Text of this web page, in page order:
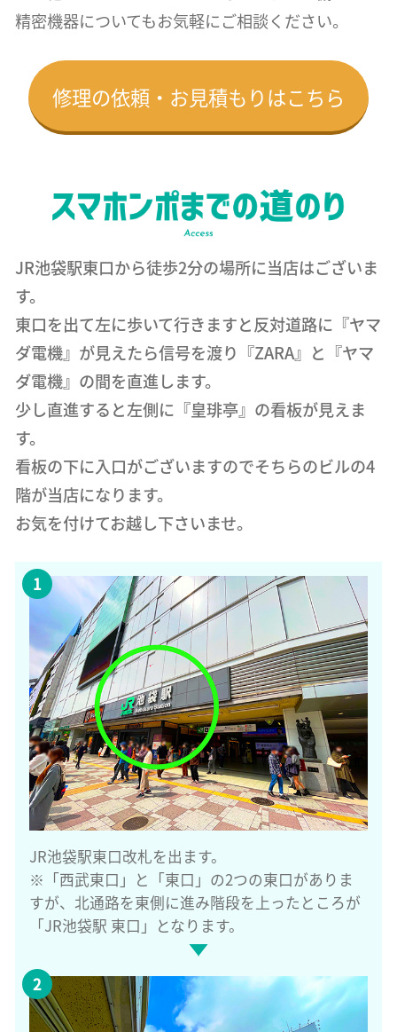
精密機器についてもお気軽にご相談ください。
修理の依頼・お見積もりはこちら
JR池袋駅東口から徒歩2分の場所に当店はございま
す。
東口を出て左に歩いて行きますと反対道路に『ヤマ
ダ電機』が見えたら信号を渡り『ZARA』と『ヤマ
ダ電機』の間を直進します。
少し直進すると左側に『皇琲亭』の看板が見えま
す。
看板の下に入口がございますのでそちらのビルの4
階が当店になります。
お気を付けてお越し下さいませ。
JR池袋駅東口改札を出ます。
※「西武東口」と「東口」の2つの東口がありま
すが、北通路を東側に進み階段を上ったところが
「JR池袋駅 東口」となります。